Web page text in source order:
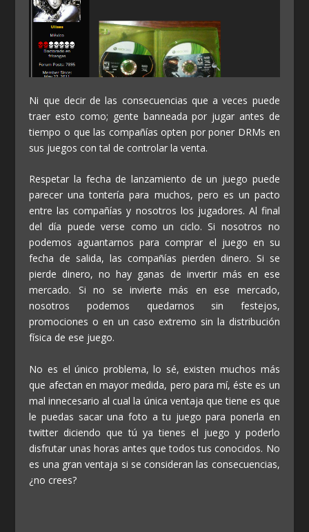
Ni que decir de las consecuencias que a veces puede
traer esto como; gente banneada por jugar antes de
tiempo o que las compañías opten por poner DRMs en
sus juegos con tal de controlar la venta.
Respetar la fecha de lanzamiento de un juego puede
parecer una tontería para muchos, pero es un pacto
entre las compañías y nosotros los jugadores. Al final
del día puede verse como un ciclo. Si nosotros no
podemos aguantarnos para comprar el juego en su
fecha de salida, las compañías pierden dinero. Si se
pierde dinero, no hay ganas de invertir más en ese
mercado. Si no se invierte más en ese mercado,
nosotros podemos quedarnos sin festejos,
promociones o en un caso extremo sin la distribución
física de ese juego.
No es el único problema, lo sé, existen muchos más
que afectan en mayor medida, pero para mí, éste es un
mal innecesario al cual la única ventaja que tiene es que
le puedas sacar una foto a tu juego para ponerla en
twitter diciendo que tú ya tienes el juego y poderlo
disfrutar unas horas antes que todos tus conocidos. No
es una gran ventaja si se consideran las consecuencias,
¿no crees?